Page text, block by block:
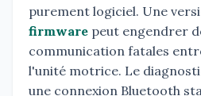
purement logiciel. Une
firmware peut engendrer
communication fatales
l'unité motrice. Le
une connexion Bluetooth